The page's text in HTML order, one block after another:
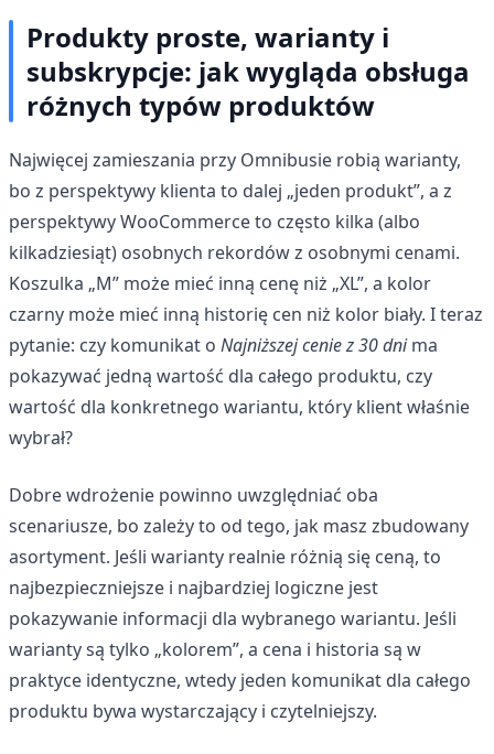
Produkty proste, warianty i
subskrypcje: jak wygląda obsługa
różnych typów produktów
Najwięcej zamieszania przy Omnibusie robią warianty,
bo z perspektywy klienta to dalej „jeden produkt”, a z
perspektywy WooCommerce to często kilka (albo
kilkadziesiąt) osobnych rekordów z osobnymi cenami.
Koszulka „M” może mieć inną cenę niż „XL”, a kolor
czarny może mieć inną historię cen niż kolor biały. I teraz
pytanie: czy komunikat o Najniższej cenie z 30 dnima
pokazywać jedną wartość dla całego produktu, czy
wartość dla konkretnego wariantu, który klient właśnie
wybrał?
Dobre wdrożenie powinno uwzględniać oba
scenariusze, bo zależy to od tego, jak masz zbudowany
asortyment. Jeśli warianty realnie różnią się ceną, to
najbezpieczniejsze i najbardziej logiczne jest
pokazywanie informacji dla wybranego wariantu. Jeśli
warianty są tylko „kolorem”, a cena i historia są w
praktyce identyczne, wtedy jeden komunikat dla całego
produktu bywa wystarczający i czytelniejszy.